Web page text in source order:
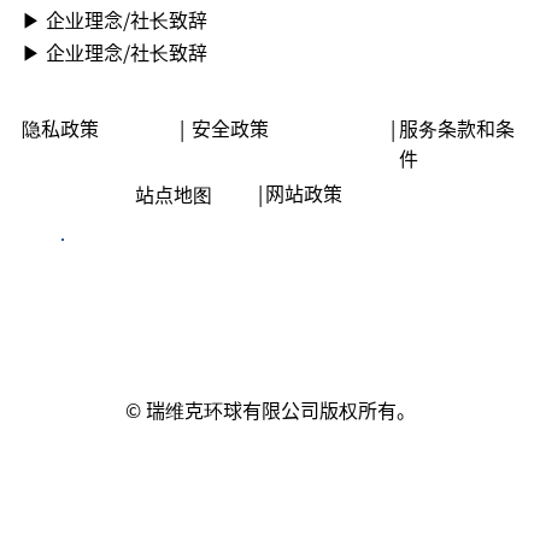
▶ ︎︎企业理念/社长致辞
▶ ︎︎企业理念/社长致辞
站点地图 网站政策
|
隐私政策 安全政策
服务条款和条
件
| |
© 瑞维克环球有限公司版权所有。